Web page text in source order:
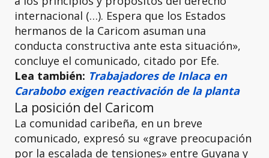
internacional (…). Espera que los Estados
hermanos de la Caricom asuman una
conducta constructiva ante esta situación»,
concluye el comunicado, citado por Efe.
Lea también: Trabajadores de Inlaca en
Carabobo exigen reactivación de la planta
La posición del Caricom
La comunidad caribeña, en un breve
comunicado, expresó su «grave preocupación
por la escalada de tensiones» entre Guyana y